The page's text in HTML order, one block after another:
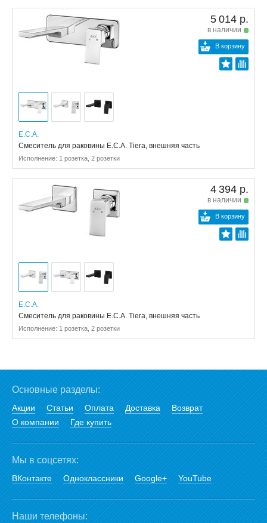
5 014 р.
в наличии
В корзину
E.C.A.
Смеситель для раковины E.C.A. Tiera, внешняя часть
Исполнение: 1 розетка, 2 розетки
4 394 р.
в наличии
В корзину
E.C.A.
Смеситель для раковины E.C.A. Tiera, внешняя часть
Исполнение: 1 розетка, 2 розетки
Основные разделы:
Акции Статьи Оплата Доставка
Возврат
О компании
Где купить
Мы в соцсетях:
ВКонтакте Одноклассники Google+ YouTube
Наши телефоны: